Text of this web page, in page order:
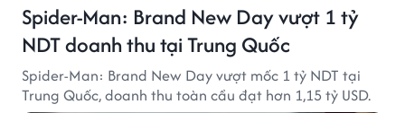
Spider-Man: Brand New Day vượt 1 tỷ
NDT doanh thu tại Trung Quốc
Spider-Man: Brand New Day vượt mốc 1 tỷ NDT tại
Trung Quốc, doanh thu toàn cầu đạt hơn 1,15 tỷ USD.